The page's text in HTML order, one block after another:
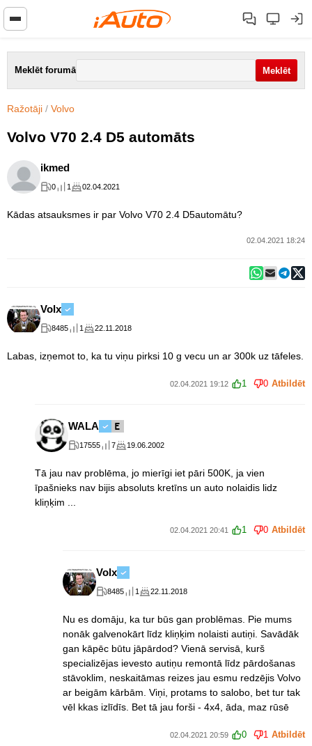
Meklēt forumā
Ražotāji / Volvo
Volvo V70 2.4 D5 automāts
ikmed
0 1 02.04.2021
Kādas atsauksmes ir par Volvo V70 2.4 D5automātu?
02.04.2021 18:24
Volx
8485 1 22.11.2018
Labas, izņemot to, ka tu viņu pirksi 10 g vecu un ar 300k uz tāfeles.
02.04.2021 19:12 1 0 Atbildēt
WALA
17555 7 19.06.2002
Tā jau nav problēma, jo mierīgi iet pāri 500K, ja vien
īpašnieks nav bijis absoluts kretīns un auto nolaidis lidz
kliņķim ...
02.04.2021 20:41 1 0 Atbildēt
Volx
8485 1 22.11.2018
Nu es domāju, ka tur būs gan problēmas. Pie mums
nonāk galvenokārt līdz kliņķim nolaisti autiņi. Savādāk
gan kāpēc būtu jāpārdod? Vienā servisā, kurš
specializējas ievesto autiņu remontā līdz pārdošanas
stāvoklim, neskaitāmas reizes jau esmu redzējis Volvo
ar beigām kārbām. Viņi, protams to salobo, bet tur tak
vēl kkas izlīdīs. Bet tā jau forši - 4x4, āda, maz rūsē
02.04.2021 20:59 0 1 Atbildēt